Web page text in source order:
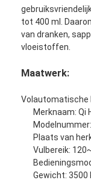
Over ons
Fabrieksreis
Chat Nu
Kan vul- en
tot 400 ml.
van dranken,
vloeistoffen.
Maatwerk:
Volautomatische
Merknaam: Qi
Plaats van
Vulbereik:
Gewicht: 3500